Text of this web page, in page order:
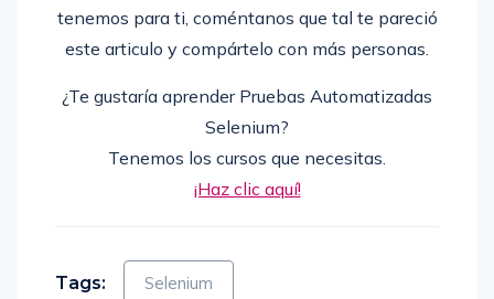
tenemos para ti, coméntanos que tal te pareció
este articulo y compártelo con más personas.
¿Te gustaría aprender Pruebas Automatizadas
Selenium?
Tenemos los cursos que necesitas.
¡Haz clic aquí!
Tags: Selenium